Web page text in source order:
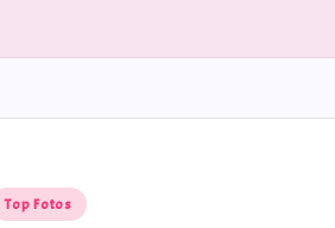
Top Fotos